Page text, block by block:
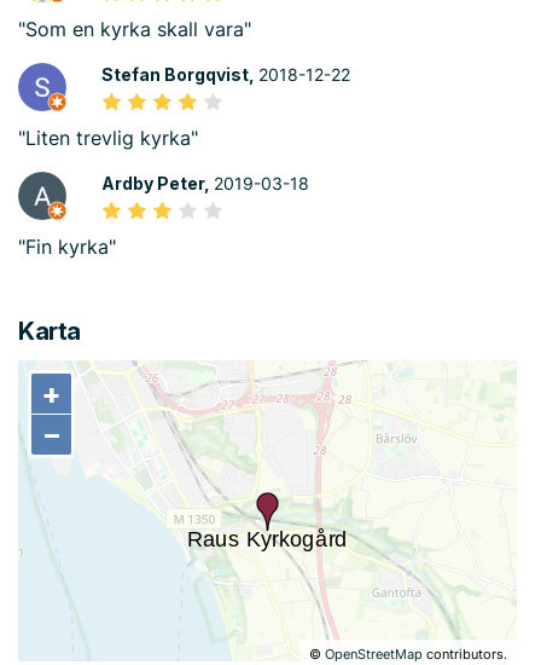
"Som en kyrka skall vara"
Stefan Borgqvist, 2018-12-22
"Liten trevlig kyrka"
Ardby Peter, 2019-03-18
"Fin kyrka"
Karta
+
−
©OpenStreetMap contributors.
+
−